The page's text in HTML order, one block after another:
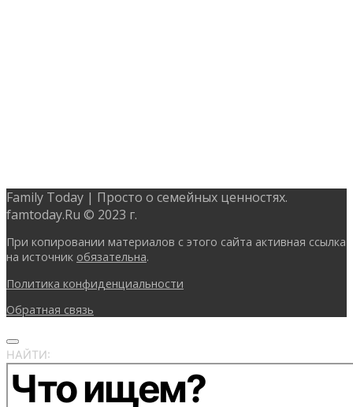
Family Today | Просто о семейных ценностях.
famtoday.Ru © 2023 г.
При копировании материалов с этого сайта активная ссылка
на источник обязательна.
Политика конфиденциальности
Обратная связь
НАЙТИ: